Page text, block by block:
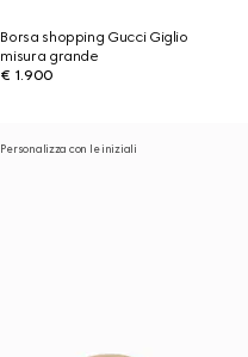
Borsa shopping Gucci Giglio
misura grande
€ 1.900
Personalizza con le iniziali